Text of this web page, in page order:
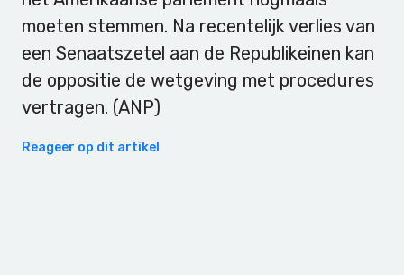
moeten stemmen. Na recentelijk verlies van
een Senaatszetel aan de Republikeinen kan
de oppositie de wetgeving met procedures
vertragen. (ANP)
Reageer op dit artikel